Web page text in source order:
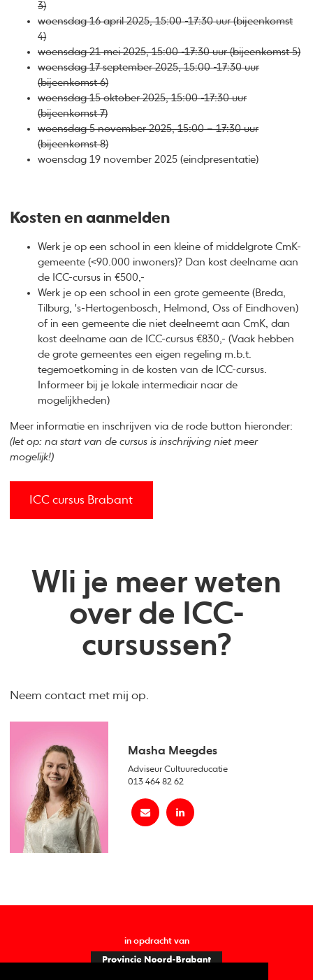
3)
woensdag 16 april 2025, 15:00 -17:30 uur (bijeenkomst
4)
woensdag 21 mei 2025, 15:00 -17:30 uur (bijeenkomst 5)
woensdag 17 september 2025, 15:00 -17:30 uur
(bijeenkomst 6)
woensdag 15 oktober 2025, 15:00 -17:30 uur
(bijeenkomst 7)
woensdag 5 november 2025, 15:00 – 17:30 uur
(bijeenkomst 8)
woensdag 19 november 2025 (eindpresentatie)
Kosten en aanmelden
Werk je op een school in een kleine of middelgrote CmK-
gemeente (<90.000 inwoners)? Dan kost deelname aan
de ICC-cursus in €500,-
Werk je op een school in een grote gemeente (Breda,
Tilburg, 's-Hertogenbosch, Helmond, Oss of Eindhoven)
of in een gemeente die niet deelneemt aan CmK, dan
kost deelname aan de ICC-cursus €830,- (Vaak hebben
de grote gemeentes een eigen regeling m.b.t.
tegemoetkoming in de kosten van de ICC-cursus.
Informeer bij je lokale intermediair naar de
mogelijkheden)
Meer informatie en inschrijven via de rode button hieronder:
(let op: na start van de cursus is inschrijving niet meer
mogelijk!)
ICC cursus Brabant
Wli je meer weten
over de ICC-
cursussen?
Neem contact met mij op.
Masha Meegdes
Adviseur Cultuureducatie
013 464 82 62
in opdracht van